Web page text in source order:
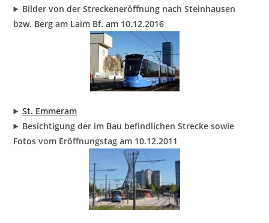
Bilder von der Streckeneröffnung nach Steinhausen
bzw. Berg am Laim Bf. am 10.12.2016
St. Emmeram
Besichtigung der im Bau befindlichen Strecke sowie
Fotos vom Eröffnungstag am 10.12.2011